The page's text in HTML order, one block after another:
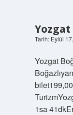
Yozgat
Tarih: Eylül
Yozgat
1sa